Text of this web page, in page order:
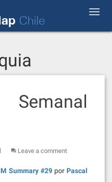
Chile
Semanal
Leave a comment
Summary #29por Pascal